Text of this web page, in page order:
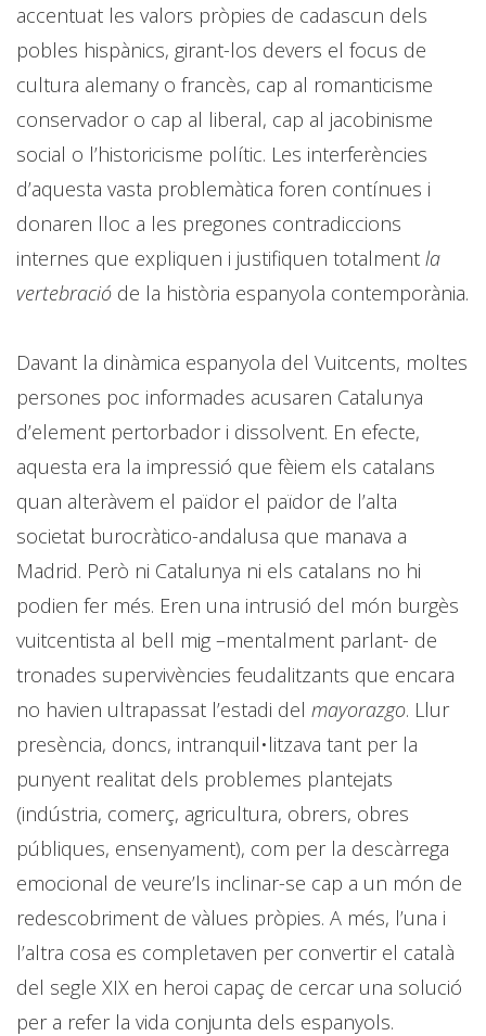
accentuat les valors pròpies de cadascun dels
pobles hispànics, girant-los devers el focus de
cultura alemany o francès, cap al romanticisme
conservador o cap al liberal, cap al jacobinisme
social o l’historicisme polític. Les interferències
d’aquesta vasta problemàtica foren contínues i
donaren lloc a les pregones contradiccions
internes que expliquen i justifiquen totalment la
vertebració de la història espanyola contemporània.
Davant la dinàmica espanyola del Vuitcents, moltes
persones poc informades acusaren Catalunya
d’element pertorbador i dissolvent. En efecte,
aquesta era la impressió que fèiem els catalans
quan alteràvem el païdor el païdor de l’alta
societat burocràtico-andalusa que manava a
Madrid. Però ni Catalunya ni els catalans no hi
podien fer més. Eren una intrusió del món burgès
vuitcentista al bell mig –mentalment parlant- de
tronades supervivències feudalitzants que encara
no havien ultrapassat l’estadi del mayorazgo. Llur
presència, doncs, intranquil•litzava tant per la
punyent realitat dels problemes plantejats
(indústria, comerç, agricultura, obrers, obres
públiques, ensenyament), com per la descàrrega
emocional de veure’ls inclinar-se cap a un món de
redescobriment de vàlues pròpies. A més, l’una i
l’altra cosa es completaven per convertir el català
del segle XIX en heroi capaç de cercar una solució
per a refer la vida conjunta dels espanyols.